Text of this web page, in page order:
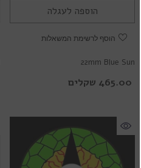
הוספה לעגלה
הוסף לרשימת המשאלות
22mm Blue Sun
465.00 שקלים